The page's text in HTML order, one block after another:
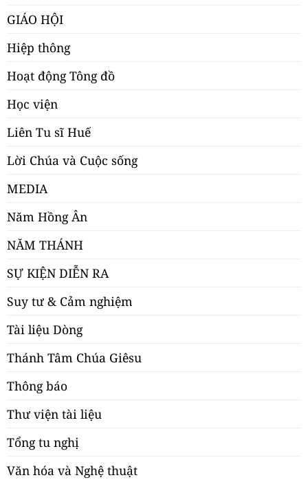
GIÁO HỘI
Hiệp thông
Hoạt động Tông đồ
Học viện
Liên Tu sĩ Huế
Lời Chúa và Cuộc sống
MEDIA
Năm Hồng Ân
NĂM THÁNH
SỰ KIỆN DIỄN RA
Suy tư & Cảm nghiệm
Tài liệu Dòng
Thánh Tâm Chúa Giêsu
Thông báo
Thư viện tài liệu
Tổng tu nghị
Văn hóa và Nghệ thuật